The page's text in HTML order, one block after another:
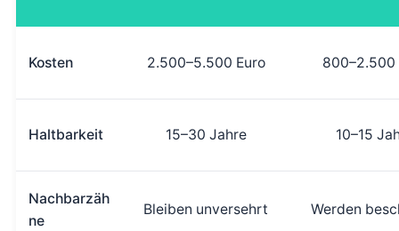
Kosten 2.500–5.500 Euro 800–2.500
Haltbarkeit 15–30 Jahre 10–15
Nachbarzäh
ne
Bleiben unversehrt Werden